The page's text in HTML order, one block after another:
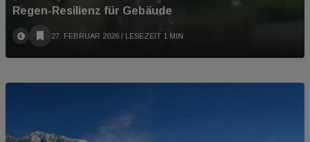
Regen-Resilienz für Gebäude
27. FEBRUAR 2026 / LESEZEIT 1 MIN